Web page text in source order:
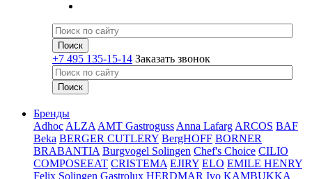
+7 495 135-15-14 Заказать звонок
Бренды
Adhoc ALZA AMT Gastroguss Anna Lafarg ARCOS BAF
Beka BERGER CUTLERY BergHOFF BORNER
BRABANTIA Burgvogel Solingen Chef's Choice CILIO
COMPOSEEAT CRISTEMA EJIRY ELO EMILE HENRY
Felix Solingen Gastrolux HERDMAR Ivo KAMBUKKA